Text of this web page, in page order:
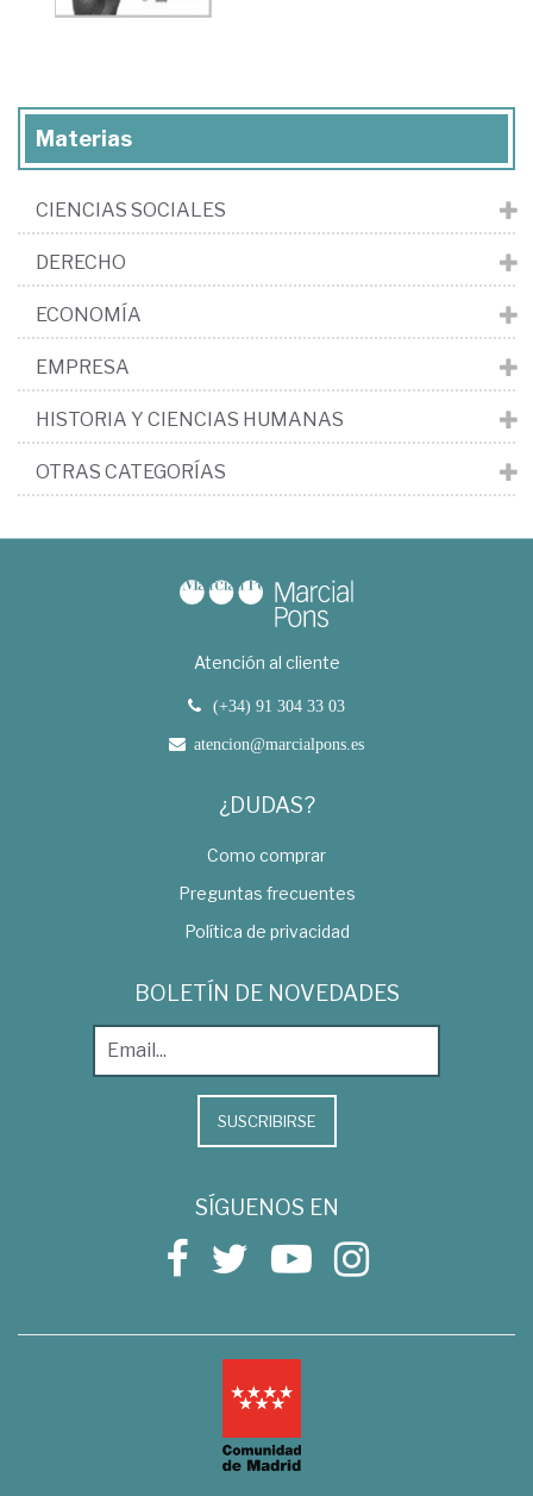
Materias
CIENCIAS SOCIALES
DERECHO
ECONOMÍA
EMPRESA
HISTORIA Y CIENCIAS HUMANAS
OTRAS CATEGORÍAS
Atención al cliente
(+34) 91 304 33 03
atencion@marcialpons.es
¿DUDAS?
Como comprar
Preguntas frecuentes
Política de privacidad
BOLETÍN DE NOVEDADES
SUSCRIBIRSE
SÍGUENOS EN